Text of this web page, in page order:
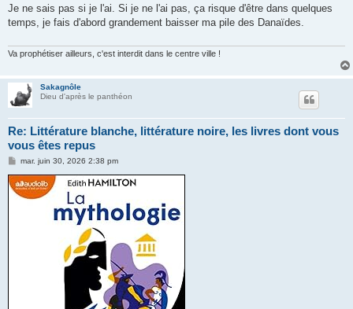
s
a
Je ne sais pas si je l'ai. Si je ne l'ai pas, ça risque d'être dans quelques
temps, je fais d'abord grandement baisser ma pile des Danaïdes.
Va prophétiser ailleurs, c'est interdit dans le centre ville !
Sakagnôle
Dieu d'après le panthéon
Re: Littérature blanche, littérature noire, les livres dont vous
vous êtes repus
M
s
s
a
mar. juin 30, 2026 2:38 pm